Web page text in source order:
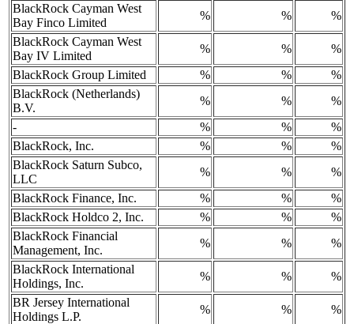
BlackRock Cayman West
Bay Finco Limited
% %
%
BlackRock Cayman West
Bay IV Limited
% %
%
BlackRock Group Limited
% %
%
BlackRock (Netherlands)
B.V.
% %
%
-
% %
%
BlackRock, Inc.
% %
%
BlackRock Saturn Subco,
LLC
% %
%
BlackRock Finance, Inc.
% %
%
BlackRock Holdco 2, Inc.
% %
%
BlackRock Financial
Management, Inc.
% %
%
BlackRock International
Holdings, Inc.
% %
%
BR Jersey International
Holdings L.P.
% %
%